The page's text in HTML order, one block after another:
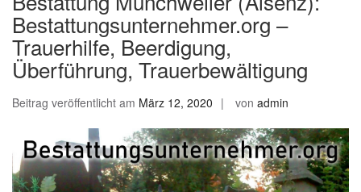
Bestattungsunternehmer.org –
Trauerhilfe, Beerdigung,
Überführung, Trauerbewältigung
Beitrag veröffentlicht am März 12, 2020 von admin